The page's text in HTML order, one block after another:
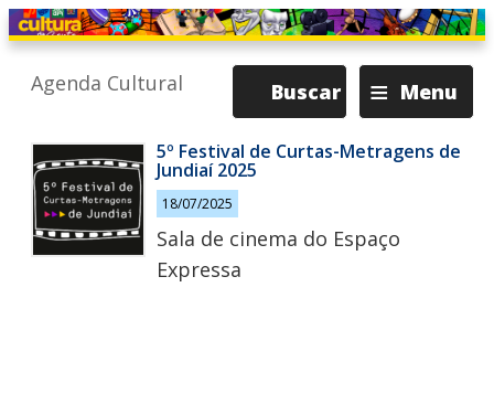
≡ Menu
Buscar
Agenda Cultural
5º Festival de Curtas-Metragens de
Jundiaí 2025
18/07/2025
Sala de cinema do Espaço
Expressa